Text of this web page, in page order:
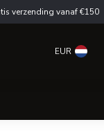
verzending vanaf €150
EUR